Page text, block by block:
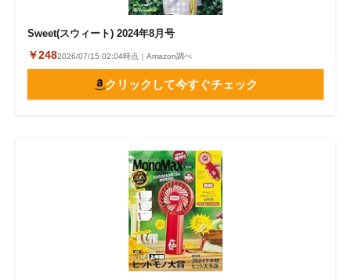
Sweet(スウィート) 2024年8月号
￥2482026/07/15 02:04時点｜Amazon調べ
クリックして今すぐチェック